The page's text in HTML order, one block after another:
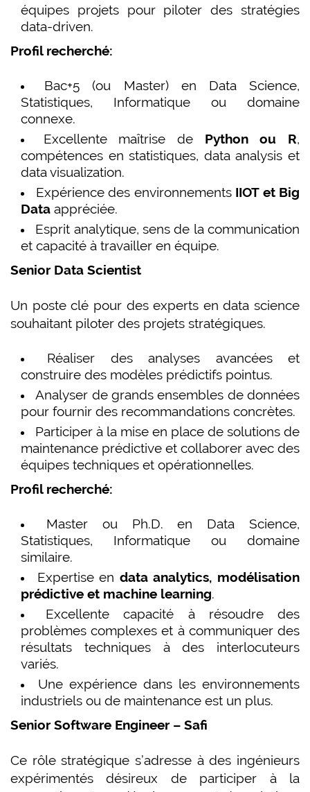
équipes projets pour piloter des stratégies
data-driven.
Profil recherché:
Bac+5 (ou Master) en Data Science,
Statistiques, Informatique ou domaine
connexe.
Excellente maîtrise de Python ou R,
compétences en statistiques, data analysis et
data visualization.
Expérience des environnements IIOT et Big
Data appréciée.
Esprit analytique, sens de la communication
et capacité à travailler en équipe.
Senior Data Scientist
Un poste clé pour des experts en data science
souhaitant piloter des projets stratégiques.
Réaliser des analyses avancées et
construire des modèles prédictifs pointus.
Analyser de grands ensembles de données
pour fournir des recommandations concrètes.
Participer à la mise en place de solutions de
maintenance prédictive et collaborer avec des
équipes techniques et opérationnelles.
Profil recherché:
Master ou Ph.D. en Data Science,
Statistiques, Informatique ou domaine
similaire.
Expertise en data analytics, modélisation
prédictive et machine learning.
Excellente capacité à résoudre des
problèmes complexes et à communiquer des
résultats techniques à des interlocuteurs
variés.
Une expérience dans les environnements
industriels ou de maintenance est un plus.
Senior Software Engineer – Safi
Ce rôle stratégique s’adresse à des ingénieurs
expérimentés désireux de participer à la